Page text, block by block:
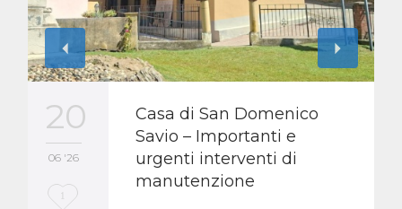
20
06 '26
L
Casa di San Domenico
Savio – Importanti e
urgenti interventi di
manutenzione